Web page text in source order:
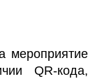
мероприятие
QR-кода,